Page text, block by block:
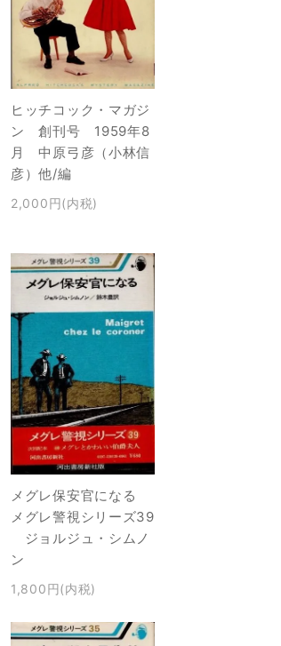
ヒッチコック・マガジ
ン 創刊号 1959年8
月 中原弓彦（小林信
彦）他/編
2,000円(内税)
メグレ保安官になる
メグレ警視シリーズ39
ジョルジュ・シムノ
ン
1,800円(内税)